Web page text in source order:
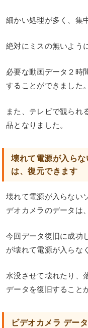
細かい処理が多く、集
絶対にミスの無いよう
必要な動画データ２時
することができました。
また、テレビで観られ
品となりました。
壊れて電源が入ら
は、復元できます
壊れて電源が入らない
デオカメラのデータは
今回データ復旧に成功
が壊れて電源が入らな
水没させて壊れたり、
データを復旧すること
ビデオカメラ デー